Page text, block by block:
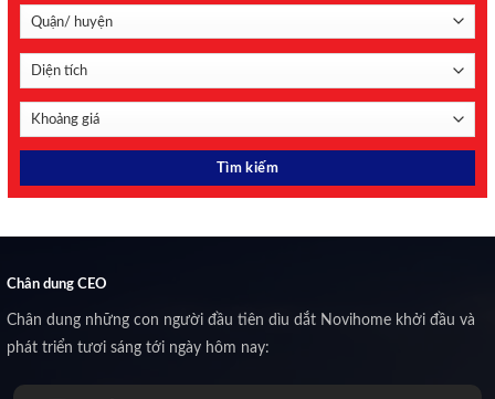
Chân dung CEO
Chân dung những con người đầu tiên dìu dắt Novihome khởi đầu và
phát triển tươi sáng tới ngày hôm nay: